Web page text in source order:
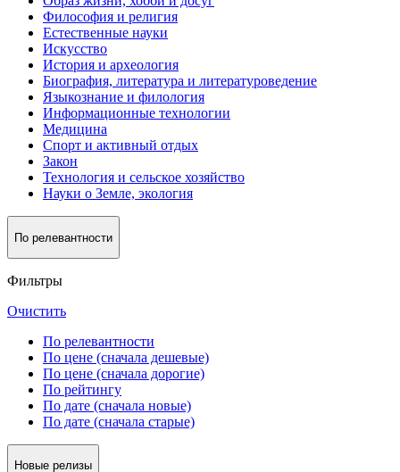
Философия и религия
Естественные науки
Искусство
История и археология
Биография, литература и литературоведение
Языкознание и филология
Информационные технологии
Медицина
Спорт и активный oтдых
Закон
Технология и сельское хозяйство
Науки о Земле, экология
По релевантности
Фильтры
Очистить
По релевантности
По цене (сначала дешевые)
По цене (сначала дорогие)
По рейтингу
По дате (сначала новые)
По дате (сначала старые)
Новые релизы